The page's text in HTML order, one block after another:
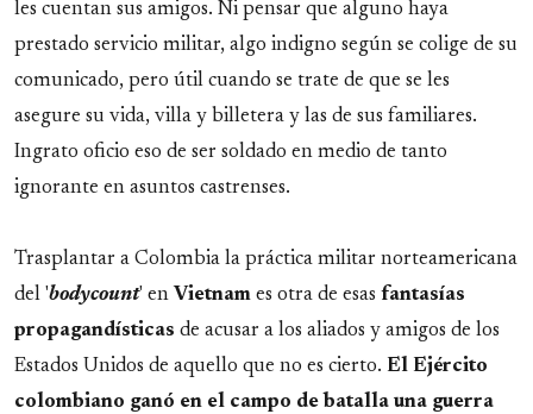
les cuentan sus amigos. Ni pensar que alguno haya
prestado servicio militar, algo indigno según se colige de su
comunicado, pero útil cuando se trate de que se les
asegure su vida, villa y billetera y las de sus familiares.
Ingrato oficio eso de ser soldado en medio de tanto
ignorante en asuntos castrenses.
Trasplantar a Colombia la práctica militar norteamericana
del 'bodycount' en Vietnam es otra de esas fantasías
propagandísticas de acusar a los aliados y amigos de los
Estados Unidos de aquello que no es cierto. El Ejército
colombiano ganó en el campo de batalla una guerra